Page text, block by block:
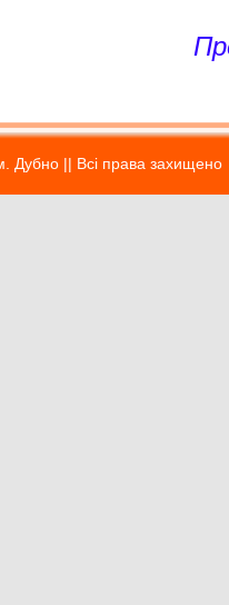
Дубно || Вci права захищено